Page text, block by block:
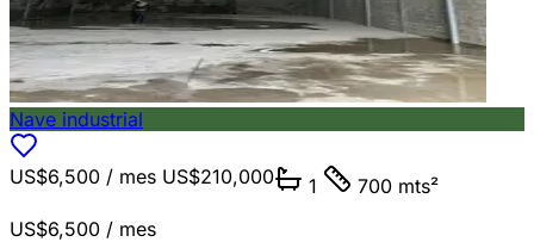
Nave industrial
US$6,500 / mes US$210,000 1
700 mts²
US$6,500 / mes